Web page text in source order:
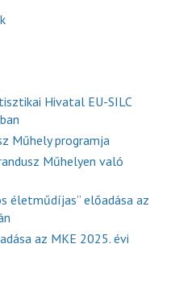
Hivatal EU-SILC
Műhely programja
Műhelyen való
életműdíjas” előadása az
az MKE 2025. évi